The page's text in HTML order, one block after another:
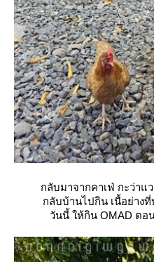
กลับมาจากคาเฟ่ กะว่าแ
กลับบ้านไปกิน เนื้อย่าง
วันนี้ ให้กิน OMAD ตอ